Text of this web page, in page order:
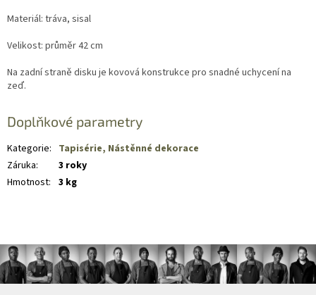
Materiál: tráva, sisal
Velikost: průměr 42 cm
Na zadní straně disku je kovová konstrukce pro snadné uchycení na
zeď.
Doplňkové parametry
Kategorie: Tapisérie, Nástěnné dekorace
Záruka:
3 roky
Hmotnost: 3 kg